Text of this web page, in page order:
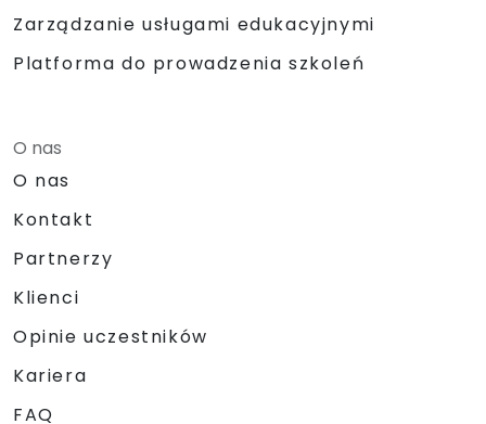
Zarządzanie usługami edukacyjnymi
Platforma do prowadzenia szkoleń
O nas
O nas
Kontakt
Partnerzy
Klienci
Opinie uczestników
Kariera
FAQ